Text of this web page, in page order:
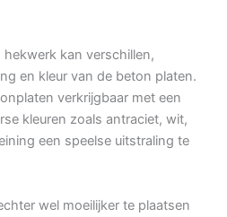
kan verschillen,
en kleur van de beton platen.
verkrijgbaar met een
kleuren zoals antraciet, wit,
een speelse uitstraling te
wel moeilijker te plaatsen